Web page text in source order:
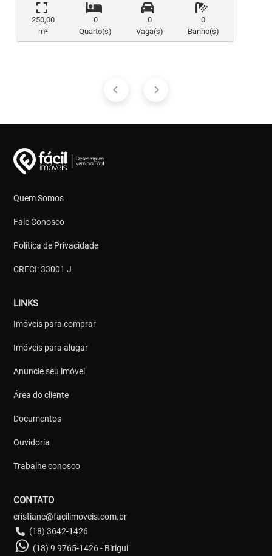
250,00
m²
0
Quarto(s)
0
Vaga(s)
0
Banho(s)
Quem Somos
Fale Conosco
Política de Privacidade
CRECI: 33001 J
LINKS
Imóveis para comprar
Imóveis para alugar
Anuncie seu imóvel
Área do cliente
Documentos
Ouvidoria
Trabalhe conosco
CONTATO
cristiane@facilimoveis.com.br
(18) 3642-1426
(18) 9 9765-1426 - Birigui